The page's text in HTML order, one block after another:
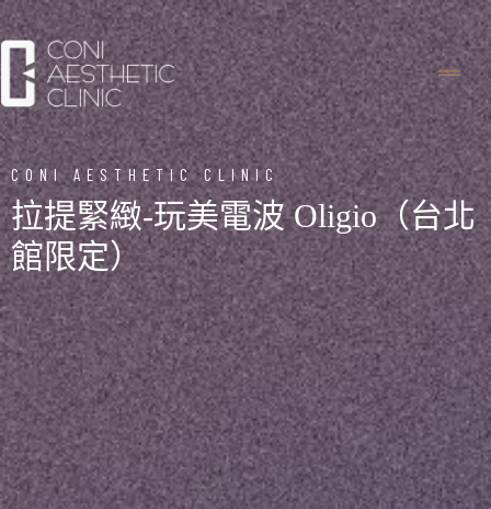
CONI AESTHETIC CLINIC
拉提緊緻-玩美電波 Oligio（台北
館限定）